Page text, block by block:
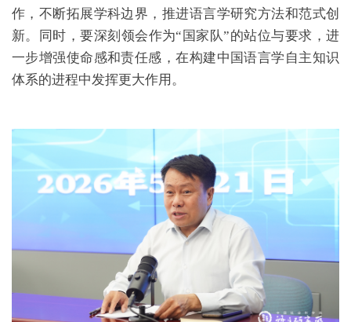
作，不断拓展学科边界，推进语言学研究方法和范式创
新。同时，要深刻领会作为“国家队”的站位与要求，进
一步增强使命感和责任感，在构建中国语言学自主知识
体系的进程中发挥更大作用。